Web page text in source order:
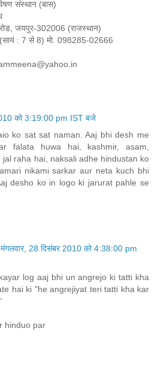
संस्थान (बास)
रोड, जयपुर-302006 (राजस्थान)
: 7 से 8) मो. 098285-02666
को 3:19:00 pm IST बजे
ko sat sat naman. Aaj bhi desh me
falata huwa hai, kashmir, asam,
jal raha hai, naksali adhe hindustan ko
nikami sarkar aur neta kuch bhi
desho ko in logo ki jarurat pahle se
मंगलवार, 28 दिसंबर 2010 को 4:38:00 pm
log aaj bhi un angrejo ki tatti kha
hai ki "he angrejiyat teri tatti kha kar
hinduo par